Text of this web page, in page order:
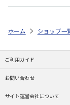
ホーム ショップ一
ご利用ガイド
お問い合わせ
サイト運営会社について